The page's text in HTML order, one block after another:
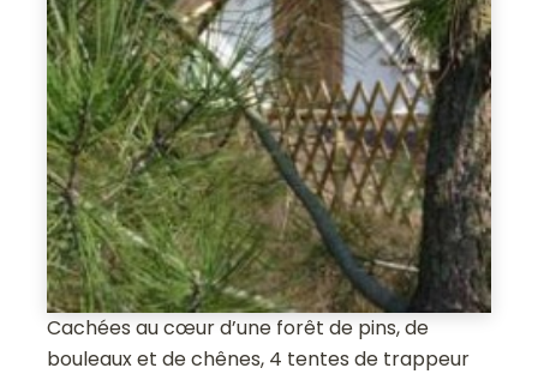
Cachées au cœur d’une forêt de pins, de
bouleaux et de chênes, 4 tentes de trappeur